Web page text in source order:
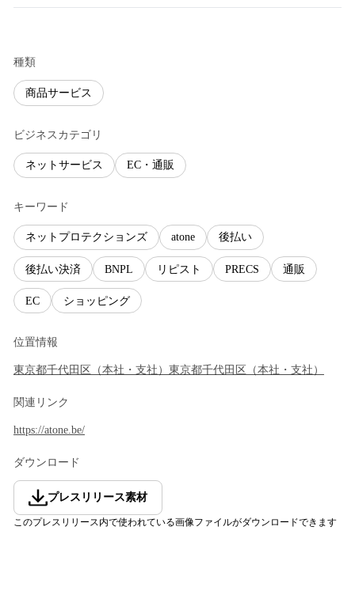
種類
商品サービス
ビジネスカテゴリ
ネットサービス EC・通販
キーワード
ネットプロテクションズ atone 後払い
後払い決済 BNPL リピスト PRECS 通販
EC ショッピング
位置情報
東京都千代田区 （本社・支社 ） 東京都千代田区 （本社・支社 ）
関連リンク
https://atone.be/
ダウンロード
プレスリリース素材
このプレスリリース内で使われている画像ファイルがダウンロードできます